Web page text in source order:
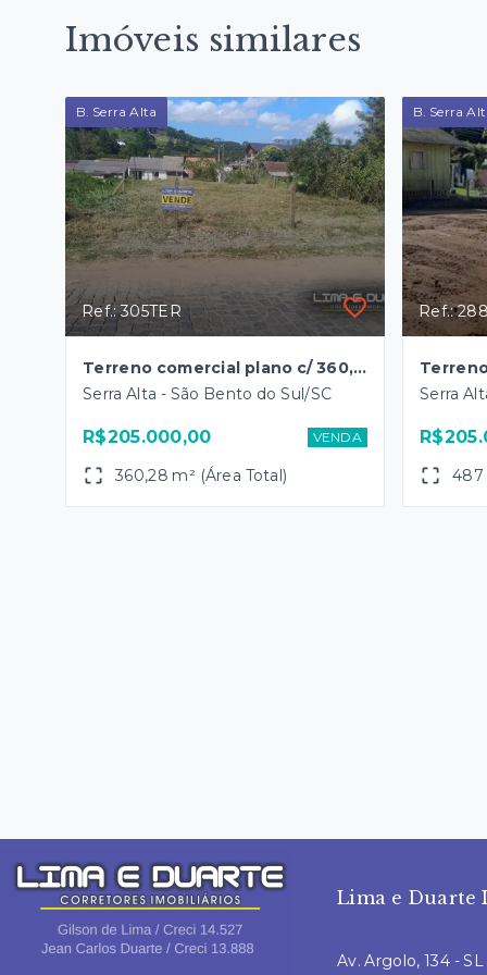
Imóveis similares
B. Serra Alta
Ref.: 305TER
Terreno comercial plano c/ 360,00 m2 - B. Serra Alta
Serra Alta - São Bento do Sul/SC
R$205.000,00 VENDA
360,28 m² (Área Total)
B. Serra
Ref.:
Serra
487
Lima e Duarte
Av. Argolo, 134 -